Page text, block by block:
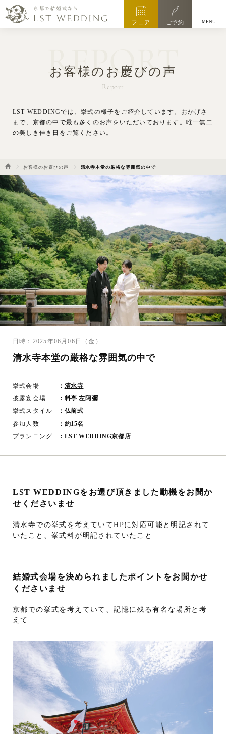
フェア ご予約 MENU
お客様のお慶びの声
Report
REPORT
LST WEDDINGでは、挙式の様子をご紹介しています。
おかげさ
まで、京都の中で最も多くのお声をいただいております。唯一無二
の美しき佳き日をご覧ください。
お客様のお慶びの声 清水寺本堂の厳格な雰囲気の中で
日時：2025年06月06日（金）
清水寺本堂の厳格な雰囲気の中で
挙式会場 ： 清水寺
披露宴会場
： 料亭 左阿彌
挙式スタイル
：仏前式
参加人数
：約15名
プランニング
：LST WEDDING京都店
LST WEDDINGをお選び頂きました動機をお聞か
せくださいませ
清水寺での挙式を考えていてHPに対応可能と明記されて
いたこと、挙式料が明記されていたこと
結婚式会場を決められましたポイントをお聞かせ
くださいませ
京都での挙式を考えていて、記憶に残る有名な場所と考
えて